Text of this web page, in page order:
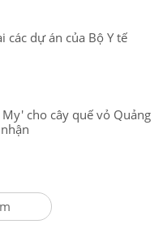
các dự án của Bộ Y tế
cho cây quế vỏ Quảng